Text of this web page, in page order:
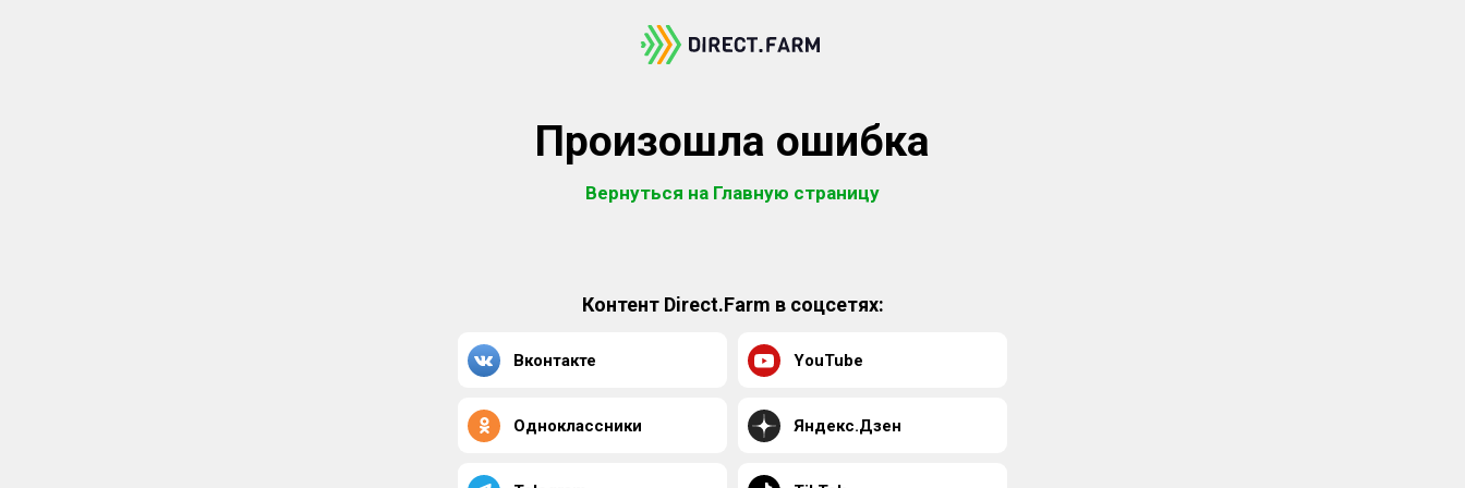
Произошла ошибка
Вернуться на Главную страницу
Контент Direct.Farm в соцсетях:
Вконтакте YouTube
Одноклассники Яндекс.Дзен